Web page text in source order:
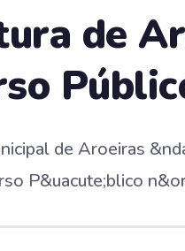
de
de Aroeiras
P&uacute;blico